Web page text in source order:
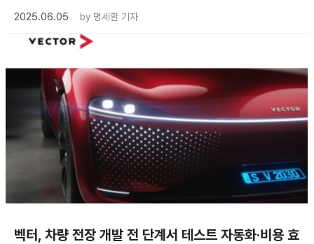
2025.06.05
by 명세환 기자
벡터, 차량 전장 개발 전 단계서 테스트 자동화·비용 효